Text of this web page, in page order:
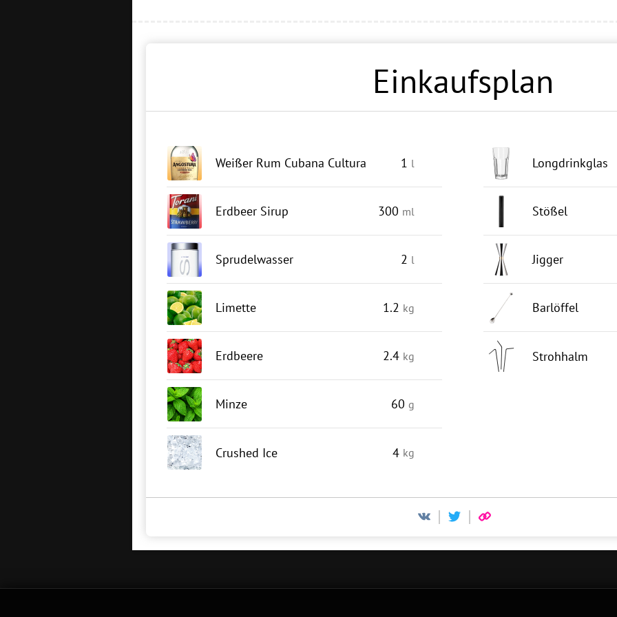
Einkaufsplan
Weißer Rum Cubana Cultura 1 l
Erdbeer Sirup 300 ml
Sprudelwasser 2 l
Limette 1.2 kg
Erdbeere 2.4 kg
Minze 60 g
Crushed Ice 4 kg
Longdrinkglas
Stößel
Jigger
Barlöffel
Strohhalm